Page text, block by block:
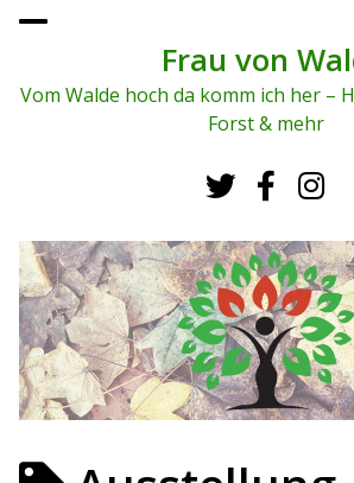
To
me
Frau von
Vom Walde hoch da komm ich her –
Forst & mehr